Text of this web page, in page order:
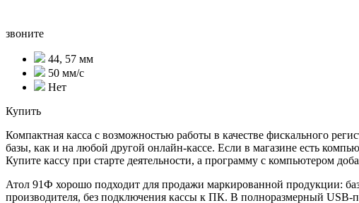
звоните
44, 57 мм
50 мм/с
Нет
Купить
Компактная касса с возможностью работы в качестве фискального
базы, как и на любой другой онлайн-кассе. Если в магазине есть
Купите кассу при старте деятельности, а программу с компьютером
Атол 91Ф хорошо подходит для продажи маркированной продукции:
производителя, без подключения кассы к ПК. В полноразмерный